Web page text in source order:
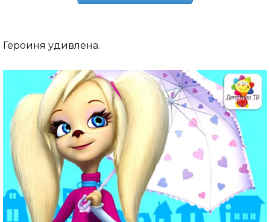
Героиня удивлена.